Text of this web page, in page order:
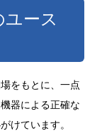
ース
をもとに、一点
器による正確な
けています。